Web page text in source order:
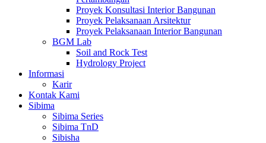
Proyek Konsultasi Interior Bangunan
Proyek Pelaksanaan Arsitektur
Proyek Pelaksanaan Interior Bangunan
BGM Lab
Soil and Rock Test
Hydrology Project
Informasi
Karir
Kontak Kami
Sibima
Sibima Series
Sibima TnD
Sibisha